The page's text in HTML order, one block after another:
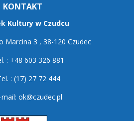
KONTAKT
Kultury w Czudcu
Marcina 3 , 38-120 Czudec
: +48 603 326 881
: (17) 27 72 444
mail: ok@czudec.pl